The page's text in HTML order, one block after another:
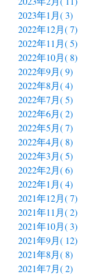
2023年1月( 3)
2022年12月( 7)
2022年11月( 5)
2022年10月( 8)
2022年9月( 9)
2022年8月( 4)
2022年7月( 5)
2022年6月( 2)
2022年5月( 7)
2022年4月( 8)
2022年3月( 5)
2022年2月( 6)
2022年1月( 4)
2021年12月( 7)
2021年11月( 2)
2021年10月( 3)
2021年9月( 12)
2021年8月( 8)
2021年7月( 2)